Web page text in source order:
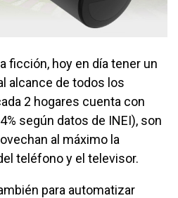
ficción, hoy en día tener un
alcance de todos los
2 hogares cuenta con
según datos de INEI), son
al máximo la
teléfono y el televisor.
para automatizar